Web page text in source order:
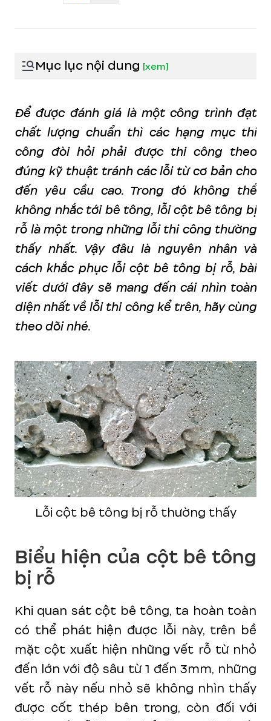
Mục lục nội dung [xem]
Để được đánh giá là một công trình đạt
chất lượng chuẩn thì các hạng mục thi
công đòi hỏi phải được thi công theo
đúng kỹ thuật tránh các lỗi từ cơ bản cho
đến yêu cầu cao. Trong đó không thể
không nhắc tới bê tông, lỗi cột bê tông bị
rỗ là một trong những lỗi thi công thường
thấy nhất. Vậy đâu là nguyên nhân và
cách khắc phục lỗi cột bê tông bị rỗ, bài
viết dưới đây sẽ mang đến cái nhìn toàn
diện nhất về lỗi thi công kể trên, hãy cùng
theo dõi nhé.
Lỗi cột bê tông bị rỗ thường thấy
Biểu hiện của cột bê tông
bị rỗ
Khi quan sát cột bê tông, ta hoàn toàn
có thể phát hiện được lỗi này, trên bề
mặt cột xuất hiện những vết rỗ từ nhỏ
đến lớn với độ sâu từ 1 đến 3mm, những
vết rỗ này nếu nhỏ sẽ không nhìn thấy
được cốt thép bên trong, còn đối với